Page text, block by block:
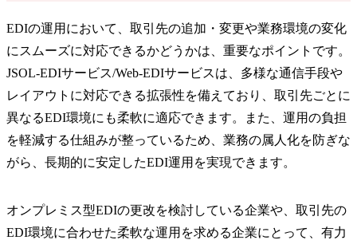
​​EDIの運用において、取引先の追加・変更や業務環境の変化
にスムーズに対応できるかどうかは、重要なポイントです。
JSOL-EDIサービス/Web-EDIサービスは、多様な通信手段や
レイアウトに対応できる拡張性を備えており、取引先ごとに
異なるEDI環境にも柔軟に適応できます。また、運用の負担
を軽減する仕組みが整っているため、業務の属人化を防ぎな
がら、長期的に安定したEDI運用を実現できます。
​​オンプレミス型EDIの更改を検討している企業や、取引先の
EDI環境に合わせた柔軟な運用を求める企業にとって、有力